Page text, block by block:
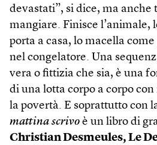
devastati”, si dice, ma anche
mangiare. Finisce l’animale,
porta a casa, lo macella
nel congelatore. Una
vera o fittizia che sia, è una
di una lotta corpo a corpo
la povertà. E soprattutto con
mattina scrivo è un libro di
Christian Desmeules, Le